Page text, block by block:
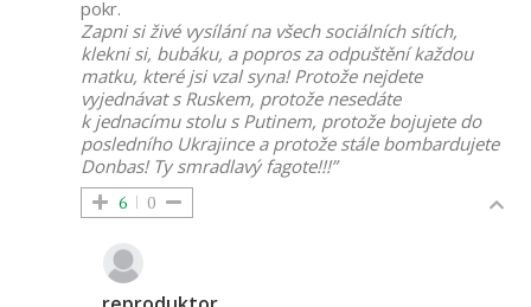
pokr.
Zapni si živé vysílání na všech sociálních sítích,
klekni si, bubáku, a popros za odpuštění každou
matku, které jsi vzal syna! Protože nejdete
vyjednávat s Ruskem, protože nesedáte
k jednacímu stolu s Putinem, protože bojujete do
posledního Ukrajince a protože stále bombardujete
Donbas! Ty smradlavý fagote!!!”
6 0